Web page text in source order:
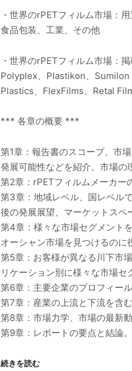
・世界のrPETフィルム市場：用
食品包装、工業、その他
・世界のrPETフィルム市場：
Polyplex、Plastikon、
Plastics、FlexFilms、Retal
*** 各章の概要 ***
第1章：報告書のスコープ、市
発展可能性などを紹介。市場の
第2章：rPETフィルムメーカー
第3章：地域レベル、国レベル
後の発展展望、マーケットスペ
第4章：様々な市場セグメント
オーシャン市場を見つけるのに
第5章：お客様が異なる川下市
リケーション別に様々な市場セ
第6章：主要企業のプロフィー
第7章：産業の上流と下流を含
第8章：市場力学、市場の最新
第9章：レポートの要点と結論。
続きを読む